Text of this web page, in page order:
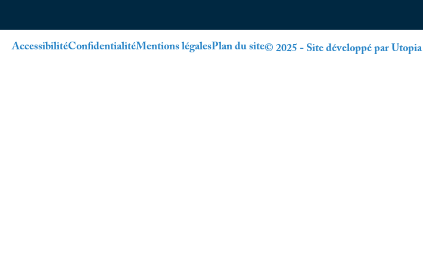
AccessibilitéConfidentialitéMentions légalesPlan du site© 2025 - Site développé par Utopia